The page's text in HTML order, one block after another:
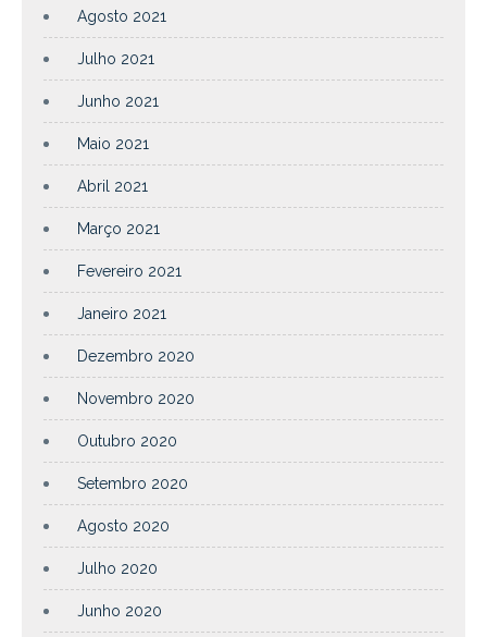
Agosto 2021
Julho 2021
Junho 2021
Maio 2021
Abril 2021
Março 2021
Fevereiro 2021
Janeiro 2021
Dezembro 2020
Novembro 2020
Outubro 2020
Setembro 2020
Agosto 2020
Julho 2020
Junho 2020